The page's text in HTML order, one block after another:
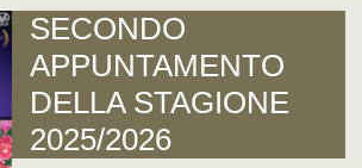
SECONDO
APPUNTAMENTO
DELLA STAGIONE
2025/2026